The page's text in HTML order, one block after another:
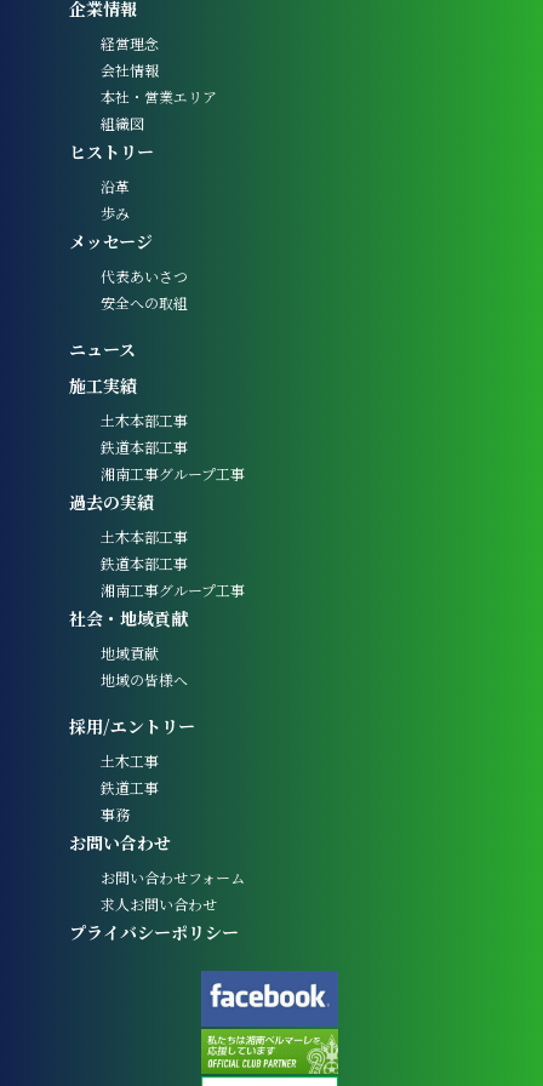
企業情報
経営理念
会社情報
本社・営業エリア
組織図
ヒストリー
沿革
歩み
メッセージ
代表あいさつ
安全への取組
ニュース
施工実績
土木本部工事
鉄道本部工事
湘南工事グループ工事
過去の実績
土木本部工事
鉄道本部工事
湘南工事グループ工事
社会・地域貢献
地域貢献
地域の皆様へ
採用/エントリー
土木工事
鉄道工事
事務
お問い合わせ
お問い合わせフォーム
求人お問い合わせ
プライバシーポリシー